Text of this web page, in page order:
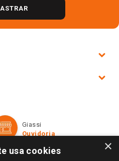
Giassi
Ouvidoria
×
usa cookies